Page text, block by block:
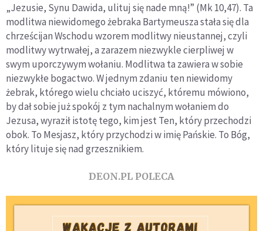
„Jezusie, Synu Dawida, ulituj się nade mną!” (Mk 10,47). Ta
modlitwa niewidomego żebraka Bartymeusza stała się dla
chrześcijan Wschodu wzorem modlitwy nieustannej, czyli
modlitwy wytrwałej, a zarazem niezwykle cierpliwej w
swym uporczywym wołaniu. Modlitwa ta zawiera w sobie
niezwykłe bogactwo. W jednym zdaniu ten niewidomy
żebrak, którego wielu chciało uciszyć, któremu mówiono,
by dał sobie już spokój z tym nachalnym wołaniem do
Jezusa, wyraził istotę tego, kim jest Ten, który przechodzi
obok. To Mesjasz, który przychodzi w imię Pańskie. To Bóg,
który lituje się nad grzesznikiem.
DEON.PL POLECA